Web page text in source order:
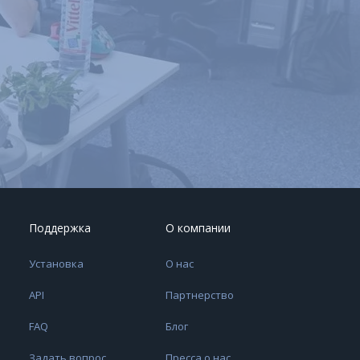
Поддержка
Установка
API
FAQ
О компании
О нас
Партнерство
Блог